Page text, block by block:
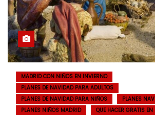
MADRID CON NIÑOS EN INVIERNO
PLANES DE NAVIDAD PARA ADULTOS
PLANES DE NAVIDAD PARA NIÑOS
PLANES
PLANES NIÑOS MADRID
QUE HACER GRATIS